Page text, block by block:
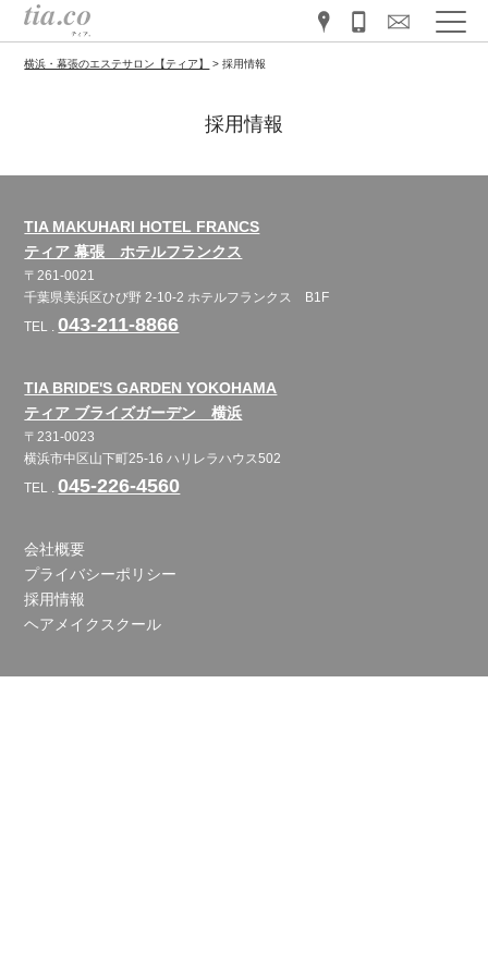
横浜・幕張のエステサロン【ティア】 >採用情報
採用情報
TIA MAKUHARI HOTEL FRANCS
ティア 幕張 ホテルフランクス
〒261-0021
千葉県美浜区ひび野 2-10-2 ホテルフランクス B1F
TEL .043-211-8866
TIA BRIDE'S GARDEN YOKOHAMA
ティア ブライズガーデン 横浜
〒231-0023
横浜市中区山下町25-16 ハリレラハウス502
TEL .045-226-4560
会社概要
プライバシーポリシー
採用情報
ヘアメイクスクール